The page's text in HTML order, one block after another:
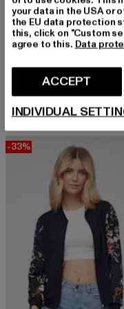
TOMMY JEANS
EUR 92,00
Derzeitiger Preis: EUR
EUR 199,99
-33%
your data in the USA or
the EU data protection
this, click on "Custom
agree to this. Data
ACCEPT
INDIVIDUAL